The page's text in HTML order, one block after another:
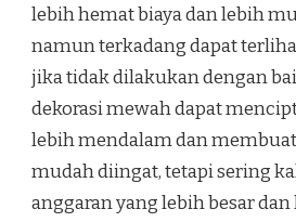
lebih hemat biaya dan lebih
namun terkadang dapat
jika tidak dilakukan dengan
dekorasi mewah dapat
lebih mendalam dan
mudah diingat, tetapi sering
anggaran yang lebih besar